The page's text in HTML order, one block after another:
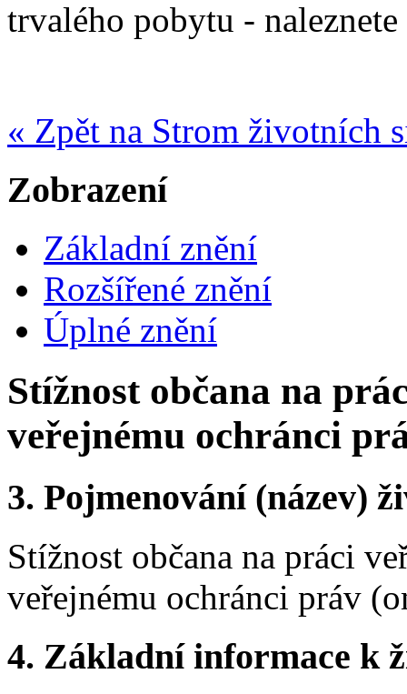
trvalého pobytu - naleznete
« Zpět na Strom životních
Zobrazení
Základní znění
Rozšířené znění
Úplné znění
Stížnost občana na
veřejnému ochránci
3. Pojmenování (název)
Stížnost občana na práci
veřejnému ochránci práv
4. Základní informace k